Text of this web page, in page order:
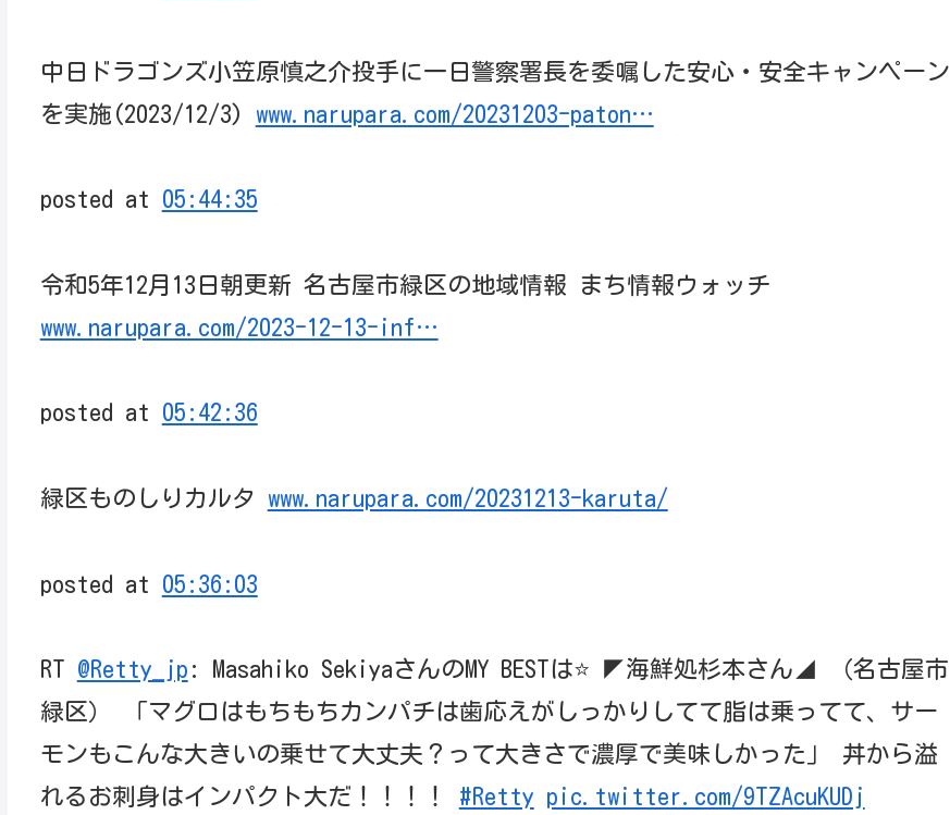
中日ドラゴンズ小笠原慎之介投手に一日警察署長を委嘱した安心・安全キャンペーン
を実施(2023/12/3) www.narupara.com/20231203-paton…
posted at 05:44:35
令和5年12月13日朝更新 名古屋市緑区の地域情報 まち情報ウォッチ
www.narupara.com/2023-12-13-inf…
posted at 05:42:36
緑区ものしりカルタ www.narupara.com/20231213-karuta/
posted at 05:36:03
RT @Retty_jp : Masahiko SekiyaさんのMY BESTは⭐️ ◤海鮮処杉本さん◢ （名古屋市
緑区） 「マグロはもちもちカンパチは歯応えがしっかりしてて脂は乗ってて、サー
モンもこんな大きいの乗せて大丈夫？って大きさで濃厚で美味しかった」 丼から溢
れるお刺身はインパクト大だ！！！！ ️ #Retty pic.twitter.com/9TZAcuKUDj